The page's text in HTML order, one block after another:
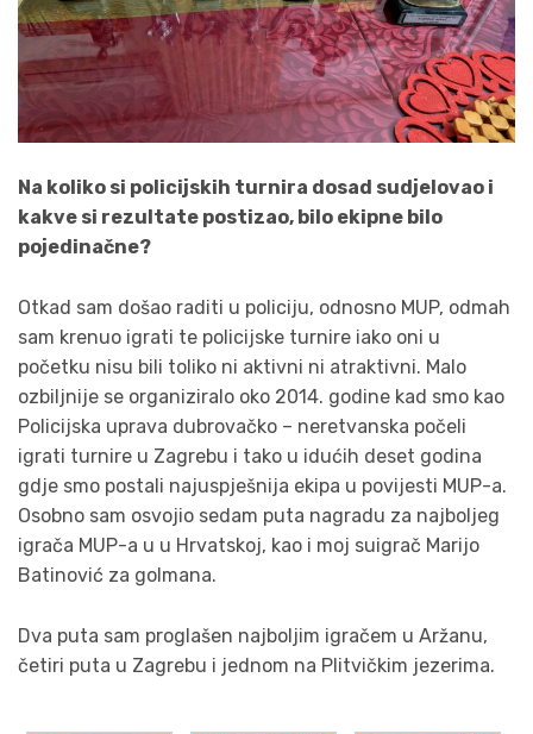
Na koliko si policijskih turnira dosad sudjelovao i
kakve si rezultate postizao, bilo ekipne bilo
pojedinačne?
Otkad sam došao raditi u policiju, odnosno MUP, odmah
sam krenuo igrati te policijske turnire iako oni u
početku nisu bili toliko ni aktivni ni atraktivni. Malo
ozbiljnije se organiziralo oko 2014. godine kad smo kao
Policijska uprava dubrovačko – neretvanska počeli
igrati turnire u Zagrebu i tako u idućih deset godina
gdje smo postali najuspješnija ekipa u povijesti MUP-a.
Osobno sam osvojio sedam puta nagradu za najboljeg
igrača MUP-a u u Hrvatskoj, kao i moj suigrač Marijo
Batinović za golmana.
Dva puta sam proglašen najboljim igračem u Aržanu,
četiri puta u Zagrebu i jednom na Plitvičkim jezerima.